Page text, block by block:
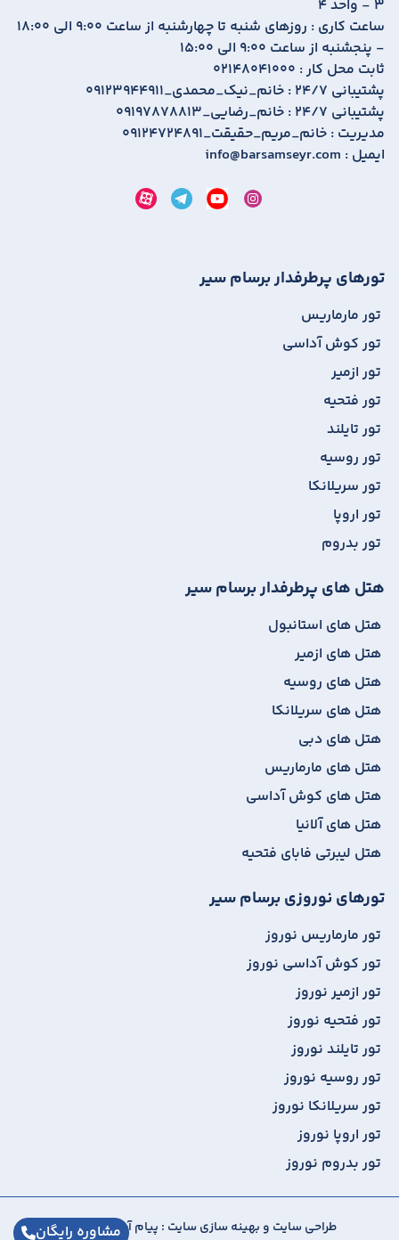
مشاوره رایگان
3 - واحد 4
ساعت کاری :
روزهای شنبه تا چهارشنبه از ساعت 9:00 الی 18:00
- پنجشنبه از ساعت 9:00 الی 15:00
ثابت محل کار : 02148041000
پشتیبانی 24/7 :
09123944911_خانم_نیک_محمدی
پشتیبانی 24/7 :
09197878813_خانم_رضایی
مدیریت : 09124724891_خانم_مریم_حقیقت
ایمیل : info@barsamseyr.com
تورهای پرطرفدار برسام سیر
تور مارماریس
تور کوش آداسی
تور ازمیر
تور فتحیه
تور تایلند
تور روسیه
تور سریلانکا
تور اروپا
تور بدروم
هتل های پرطرفدار برسام سیر
هتل های استانبول
هتل های ازمیر
هتل های روسیه
هتل های سریلانکا
هتل های دبی
هتل های مارماریس
هتل های کوش آداسی
هتل های آلانیا
هتل لیبرتی فابای فتحیه
تورهای نوروزی برسام سیر
تور مارماریس نوروز
تور کوش آداسی نوروز
تور ازمیر نوروز
تور فتحیه نوروز
تور تایلند نوروز
تور روسیه نوروز
تور سریلانکا نوروز
تور اروپا نوروز
تور بدروم نوروز
طراحی سایت و بهینه سازی سایت : پیام آوران پارسیان